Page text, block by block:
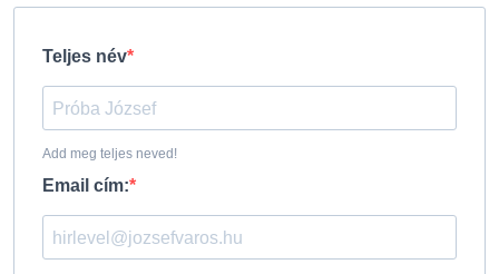
Teljes név
Add meg teljes neved!
Email cím: